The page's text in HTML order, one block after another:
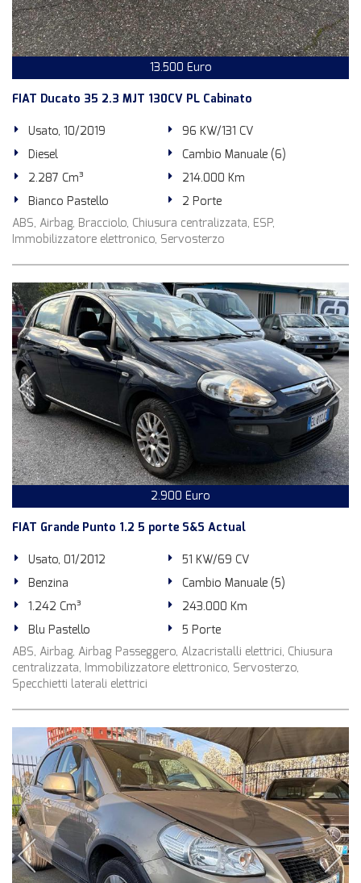
13.500 Euro
FIAT Ducato 35 2.3 MJT 130CV PL Cabinato
Usato, 10/2019
96 KW/131 CV
Diesel
Cambio Manuale (6)
2.287 Cm³
214.000 Km
Bianco Pastello
2 Porte
ABS, Airbag, Bracciolo, Chiusura centralizzata, ESP,
Immobilizzatore elettronico, Servosterzo
2.900 Euro
FIAT Grande Punto 1.2 5 porte S&S Actual
Usato, 01/2012
51 KW/69 CV
Benzina
Cambio Manuale (5)
1.242 Cm³
243.000 Km
Blu Pastello
5 Porte
ABS, Airbag, Airbag Passeggero, Alzacristalli elettrici, Chiusura
centralizzata, Immobilizzatore elettronico, Servosterzo,
Specchietti laterali elettrici